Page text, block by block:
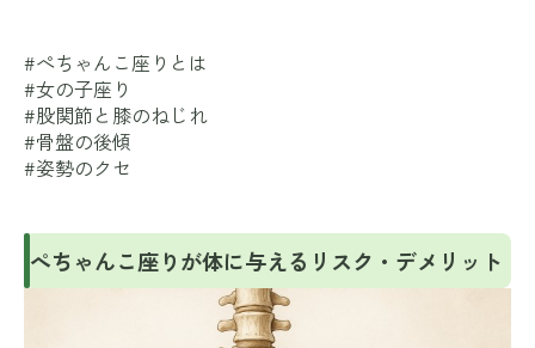
#ぺちゃんこ座りとは
#女の子座り
#股関節と膝のねじれ
#骨盤の後傾
#姿勢のクセ
ぺちゃんこ座りが体に与えるリスク・デメリット